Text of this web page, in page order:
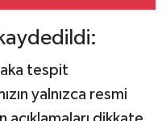
tespit
yalnızca resmi